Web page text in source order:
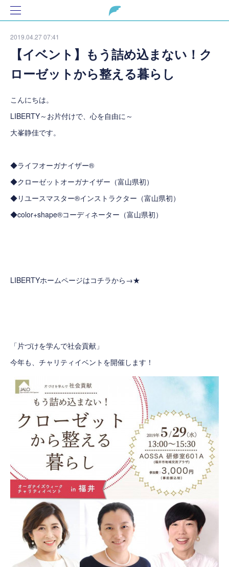
2019.04.27 07:41
【イベント】もう詰め込まない！ク
ローゼットから整える暮らし
こんにちは。
LIBERTY～お片付けで、心を自由に～
大峯静佳です。
◆ライフオーガナイザー®
◆クローゼットオーガナイザー（富山県初）
◆リユースマスター®インストラクター（富山県初）
◆color+shape®コーディネーター（富山県初）
LIBERTYホームページはコチラから→★
「片づけを学んで社会貢献」
今年も、チャリティイベントを開催します！